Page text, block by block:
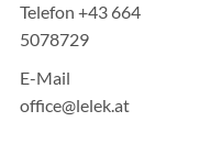
Telefon +43 664
5078729
E-Mail
office@lelek.at